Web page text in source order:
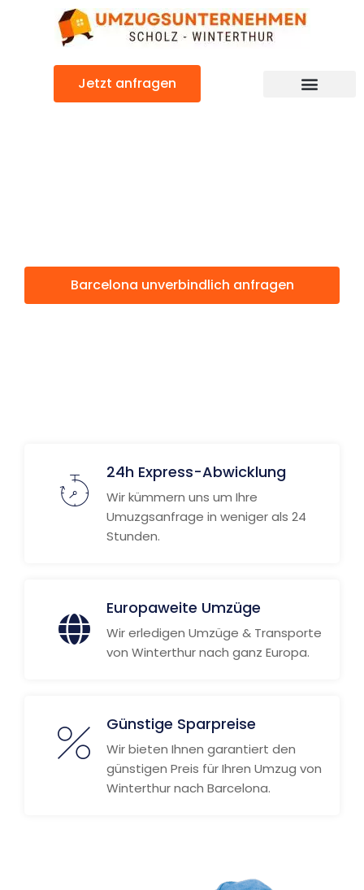
Jetzt anfragen
Barcelona unverbindlich anfragen
24h Express-Abwicklung
Wir kümmern uns um Ihre
Umuzgsanfrage in weniger als 24
Stunden.
Europaweite Umzüge
Wir erledigen Umzüge & Transporte
von Winterthur nach ganz Europa.
Günstige Sparpreise
Wir bieten Ihnen garantiert den
günstigen Preis für Ihren Umzug von
Winterthur nach Barcelona.